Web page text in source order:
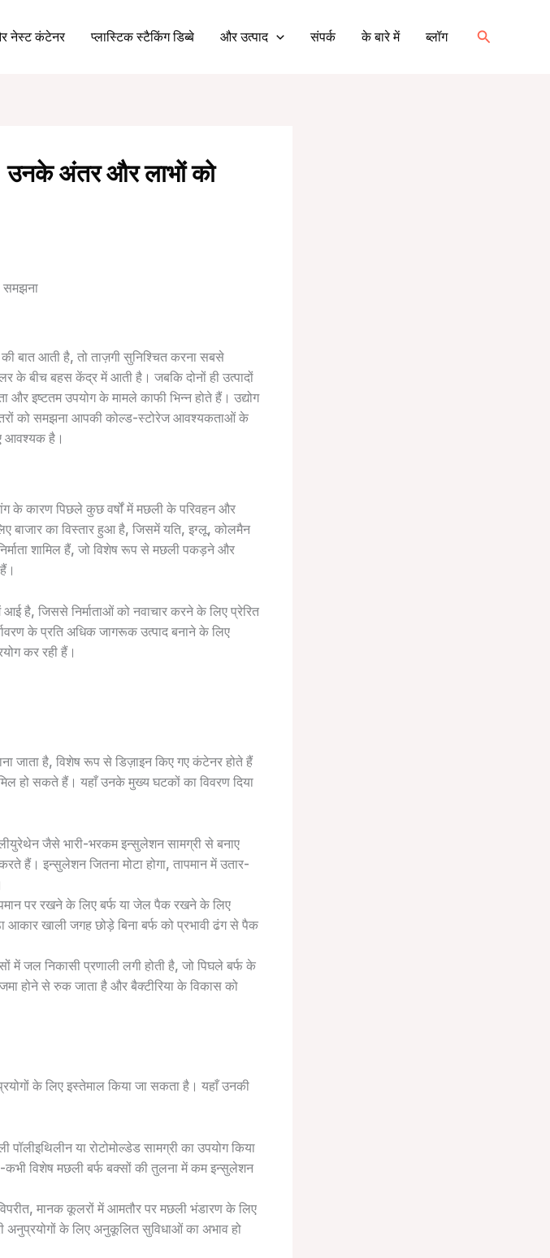
नेस्ट कंटेनर प्लास्टिक स्टैकिंग डिब्बे और उत्पाद संपर्क के बारे में ब्लॉग खोज
अंतर और लाभों को
बात आती है, तो ताज़गी सुनिश्चित करना सबसे
के बीच बहस केंद्र में आती है। जबकि दोनों ही उत्पादों
इष्टतम उपयोग के मामले काफी भिन्न होते हैं। उद्योग
को समझना आपकी कोल्ड-स्टोरेज आवश्यकताओं के
आवश्यक है।
के कारण पिछले कुछ वर्षों में मछली के परिवहन और
का विस्तार हुआ है, जिसमें यति, इग्लू, कोलमैन
शामिल हैं, जो विशेष रूप से मछली पकड़ने और
आई है, जिससे निर्माताओं को नवाचार करने के लिए प्रेरित
के प्रति अधिक जागरूक उत्पाद बनाने के लिए
कर रही हैं।
जाता है, विशेष रूप से डिज़ाइन किए गए कंटेनर होते हैं
हो सकते हैं। यहाँ उनके मुख्य घटकों का विवरण दिया
जैसे भारी-भरकम इन्सुलेशन सामग्री से बनाए
हैं। इन्सुलेशन जितना मोटा होगा, तापमान में उतार-
पर रखने के लिए बर्फ या जेल पैक रखने के लिए
आकार खाली जगह छोड़े बिना बर्फ को प्रभावी ढंग से पैक
में जल निकासी प्रणाली लगी होती है, जो पिघले बर्फ के
होने से रुक जाता है और बैक्टीरिया के विकास को
के लिए इस्तेमाल किया जा सकता है। यहाँ उनकी
या रोटोमोल्डेड सामग्री का उपयोग किया
कभी विशेष मछली बर्फ बक्सों की तुलना में कम इन्सुलेशन
मानक कूलरों में आमतौर पर मछली भंडारण के लिए
अनुप्रयोगों के लिए अनुकूलित सुविधाओं का अभाव हो